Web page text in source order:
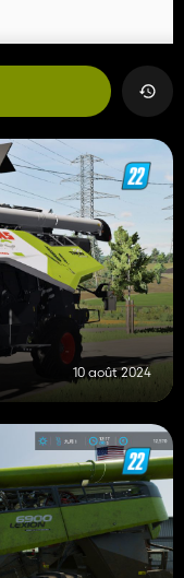
10 août 2024